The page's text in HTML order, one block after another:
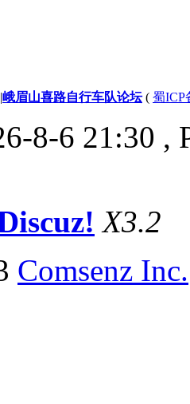
|峨眉山喜路自行车队论坛( 蜀ICP
8-6 21:30 ,
X3.2
Comsenz Inc.